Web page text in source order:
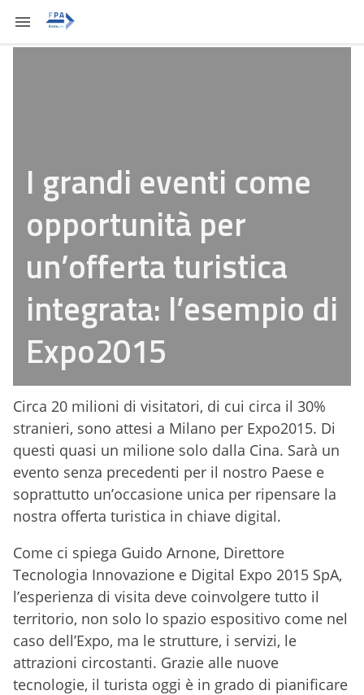
I grandi eventi come
opportunità per
un’offerta turistica
integrata: l’esempio di
Expo2015
Circa 20 milioni di visitatori, di cui circa il 30%
stranieri, sono attesi a Milano per Expo2015. Di
questi quasi un milione solo dalla Cina. Sarà un
evento senza precedenti per il nostro Paese e
soprattutto un’occasione unica per ripensare la
nostra offerta turistica in chiave digital.
Come ci spiega Guido Arnone, Direttore
Tecnologia Innovazione e Digital Expo 2015 SpA,
l’esperienza di visita deve coinvolgere tutto il
territorio, non solo lo spazio espositivo come nel
caso dell’Expo, ma le strutture, i servizi, le
attrazioni circostanti. Grazie alle nuove
tecnologie, il turista oggi è in grado di pianificare